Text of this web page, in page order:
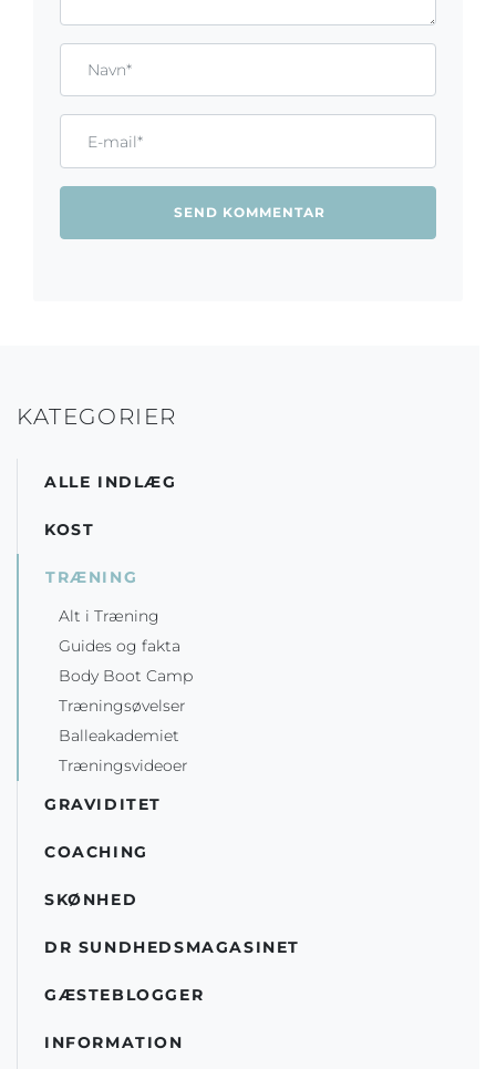
KATEGORIER
ALLE INDLÆG
KOST
TRÆNING
Alt i Træning
Guides og fakta
Body Boot Camp
Træningsøvelser
Balleakademiet
Træningsvideoer
GRAVIDITET
COACHING
SKØNHED
DR SUNDHEDSMAGASINET
GÆSTEBLOGGER
INFORMATION